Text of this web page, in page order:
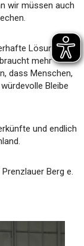
wir müssen auch
Lösung und
mehr
dass Menschen,
Bleibe
und endlich
Berg e.